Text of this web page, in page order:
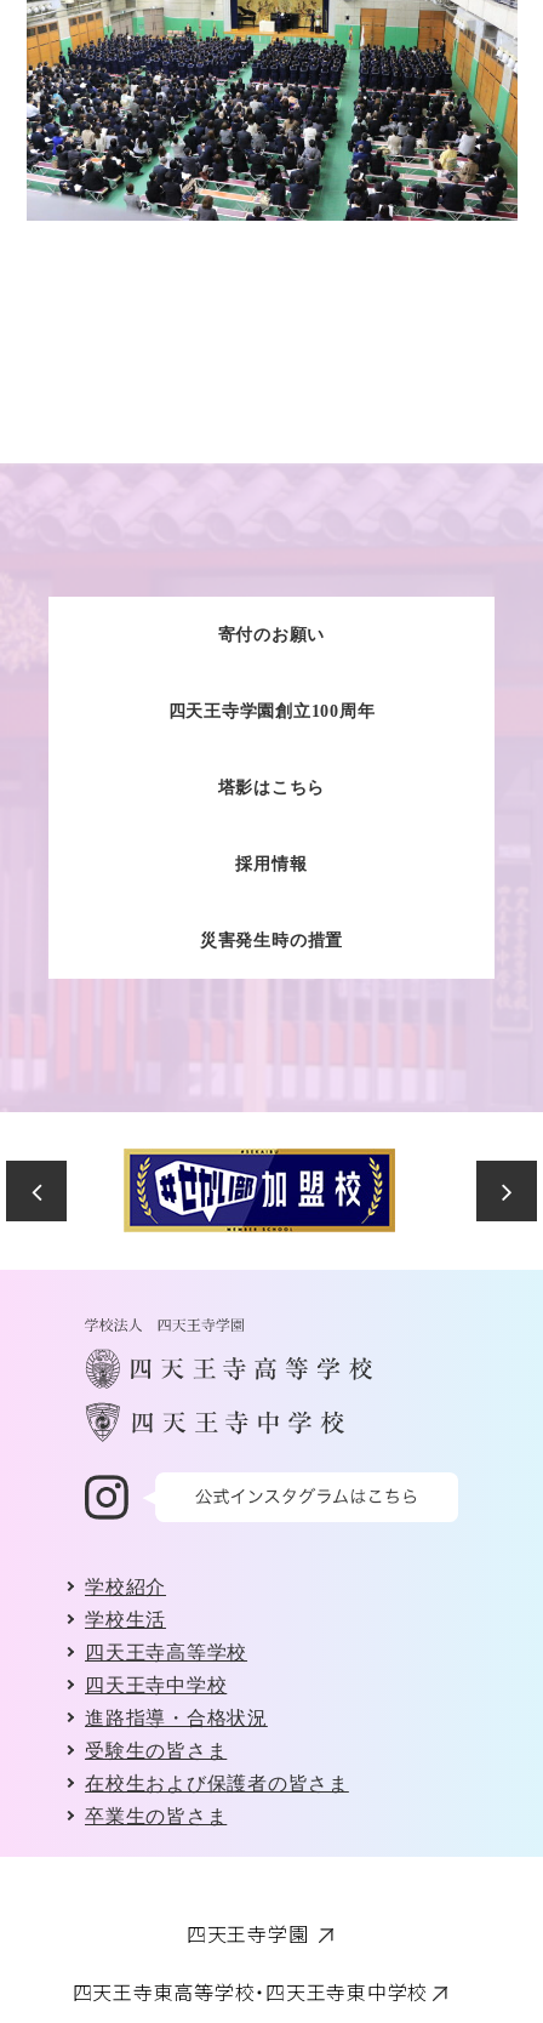
寄付のお願い
四天王寺学園創立100周年
塔影はこちら
採用情報
災害発生時の措置
学校紹介
学校生活
四天王寺高等学校
四天王寺中学校
進路指導・合格状況
受験生の皆さま
在校生および保護者の皆さま
卒業生の皆さま
四天王寺学園
四天王寺東高等学校・四天王寺東中学校